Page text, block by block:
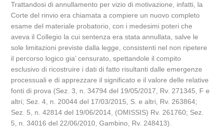
Trattandosi di annullamento per vizio di motivazione, infatti, la
Corte del rinvio era chiamata a compiere un nuovo completo
esame del materiale probatorio, con i medesimi poteri che
aveva il Collegio la cui sentenza era stata annullata, salve le
sole limitazioni previste dalla legge, consistenti nel non ripetere
il percorso logico gia’ censurato, spettandole il compito
esclusivo di ricostruire i dati di fatto risultanti dalle emergenze
processuali e di apprezzare il significato e il valore delle relative
fonti di prova (Sez. 3, n. 34794 del 19/05/2017, Rv. 271345, F e
altri; Sez. 4, n. 20044 del 17/03/2015, S. e altri, Rv. 263864;
Sez. 5, n. 42814 del 19/06/2014, (OMISSIS) Rv. 261760; Sez.
5, n. 34016 del 22/06/2010, Gambino, Rv. 248413).